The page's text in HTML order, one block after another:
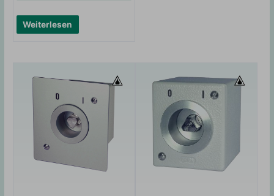
Weiterlesen